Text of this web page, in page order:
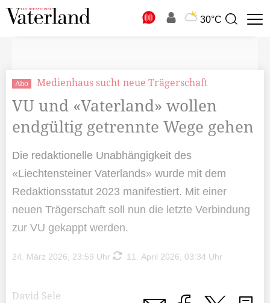
30°C
Suchbegriff
Abo Medienhaus sucht neue Trägerschaft
VU und «Vaterland» wollen
endgültig getrennte Wege gehen
Die redaktionelle Unabhängigkeit des
«Liechtensteiner Vaterlands» wurde mit dem
Redaktionsstatut 2023 manifestiert. Mit einer
neuen Trägerschaft soll nun die letzte Verbindung
zur VU gekappt werden.
24. März 2026, 23:59 Uhr 11. April 2026, 03:34 Uhr
David Sele